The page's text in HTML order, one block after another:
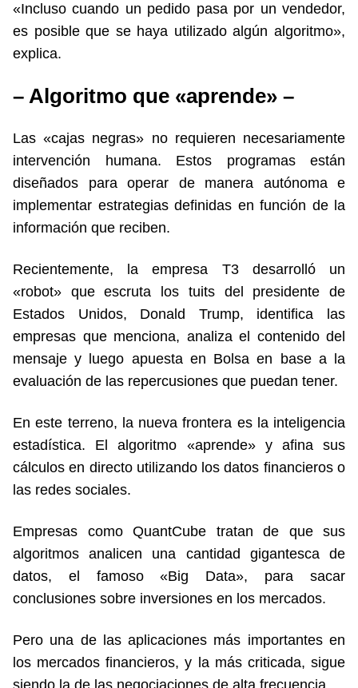
«Incluso cuando un pedido pasa por un vendedor,
es posible que se haya utilizado algún algoritmo»,
explica.
– Algoritmo que «aprende» –
Las «cajas negras» no requieren necesariamente
intervención humana. Estos programas están
diseñados para operar de manera autónoma e
implementar estrategias definidas en función de la
información que reciben.
Recientemente, la empresa T3 desarrolló un
«robot» que escruta los tuits del presidente de
Estados Unidos, Donald Trump, identifica las
empresas que menciona, analiza el contenido del
mensaje y luego apuesta en Bolsa en base a la
evaluación de las repercusiones que puedan tener.
En este terreno, la nueva frontera es la inteligencia
estadística. El algoritmo «aprende» y afina sus
cálculos en directo utilizando los datos financieros o
las redes sociales.
Empresas como QuantCube tratan de que sus
algoritmos analicen una cantidad gigantesca de
datos, el famoso «Big Data», para sacar
conclusiones sobre inversiones en los mercados.
Pero una de las aplicaciones más importantes en
los mercados financieros, y la más criticada, sigue
siendo la de las negociaciones de alta frecuencia.